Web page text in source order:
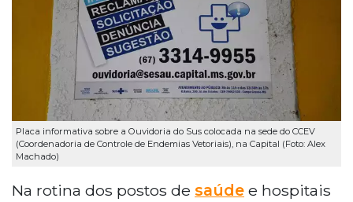
Placa informativa sobre a Ouvidoria do Sus colocada na sede do CCEV
(Coordenadoria de Controle de Endemias Vetoriais), na Capital (Foto: Alex
Machado)
Na rotina dos postos de saúde e hospitais